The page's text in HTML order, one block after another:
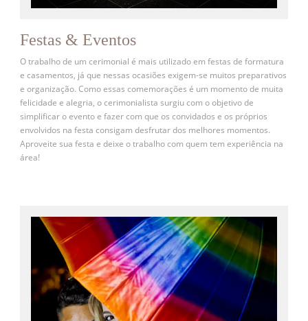
Festas & Eventos
O trabalho de um cerimonial é mais utilizado em festas de formatura
e casamentos, já que nessas ocasiões exigem-se muitos preparativos
e organização. Como essas comemorações é um momento de muita
felicidade e alegria, o cerimonialista surgiu com o objetivo de
simplificar o evento e fazer com que os convidados e os próprios
envolvidos na festa consigam desfrutar dos melhores momentos.
Aproveite sua festa e deixe o trabalho com quem tem experiência na
área!